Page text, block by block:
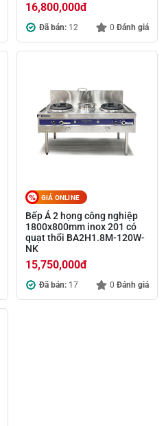
16,800,000đ
Đã bán: 12 0 Đánh giá
GIÁ ONLINE
Bếp Á 2 họng công nghiệp
1800x800mm inox 201 có
quạt thổi BA2H1.8M-120W-
NK
15,750,000đ
Đã bán: 17 0 Đánh giá